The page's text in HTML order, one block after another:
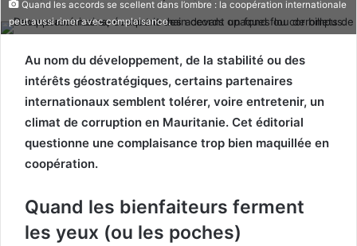
Quand les accords se scellent dans l’ombre : la coopération internationale
peut aussi rimer avec complaisance.
Au nom du développement, de la stabilité ou des
intérêts géostratégiques, certains partenaires
internationaux semblent tolérer, voire entretenir, un
climat de corruption en Mauritanie. Cet éditorial
questionne une complaisance trop bien maquillée en
coopération.
Quand les bienfaiteurs ferment
les yeux (ou les poches)